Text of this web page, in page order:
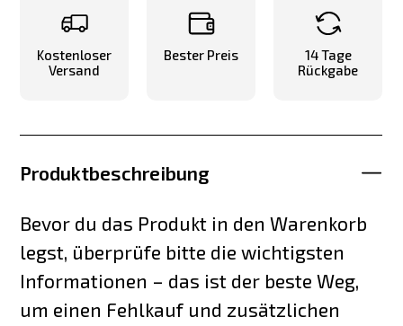
Kostenloser
Versand
Bester Preis
14 Tage
Rückgabe
Produktbeschreibung
Bevor du das Produkt in den Warenkorb
legst, überprüfe bitte die wichtigsten
Informationen – das ist der beste Weg,
um einen Fehlkauf und zusätzlichen